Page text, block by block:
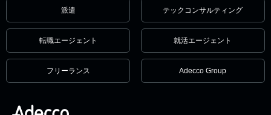
派遣 テックコンサルティング
転職エージェント 就活エージェント
フリーランス Adecco Group